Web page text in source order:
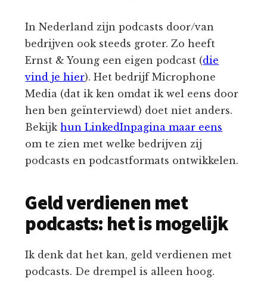
In Nederland zijn podcasts door/van
bedrijven ook steeds groter. Zo heeft
Ernst & Young een eigen podcast (die
vind je hier). Het bedrijf Microphone
Media (dat ik ken omdat ik wel eens door
hen ben geïnterviewd) doet niet anders.
Bekijkhun LinkedInpagina maar eens
om te zien met welke bedrijven zij
podcasts en podcastformats ontwikkelen.
Geld verdienen met
podcasts: het is mogelijk
Ik denk dat het kan, geld verdienen met
podcasts. De drempel is alleen hoog.